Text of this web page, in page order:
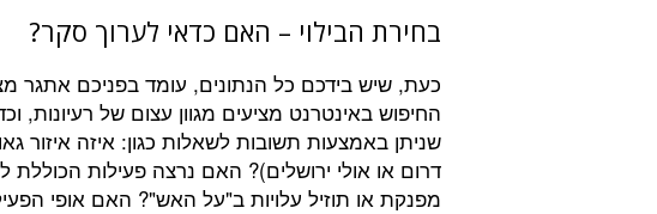
בחירת הבילוי – האם כדאי לערוך סקר?
כעת, שיש בידכם כל הנתונים, עומד בפניכם אתגר
החיפוש באינטרנט מציעים מגוון עצום של
שניתן באמצעות תשובות לשאלות כגון: איזה איזור
דרום או אולי ירושלים)? האם נרצה פעילות
מפנקת או תוזיל עלויות ב"על האש"? האם אופי